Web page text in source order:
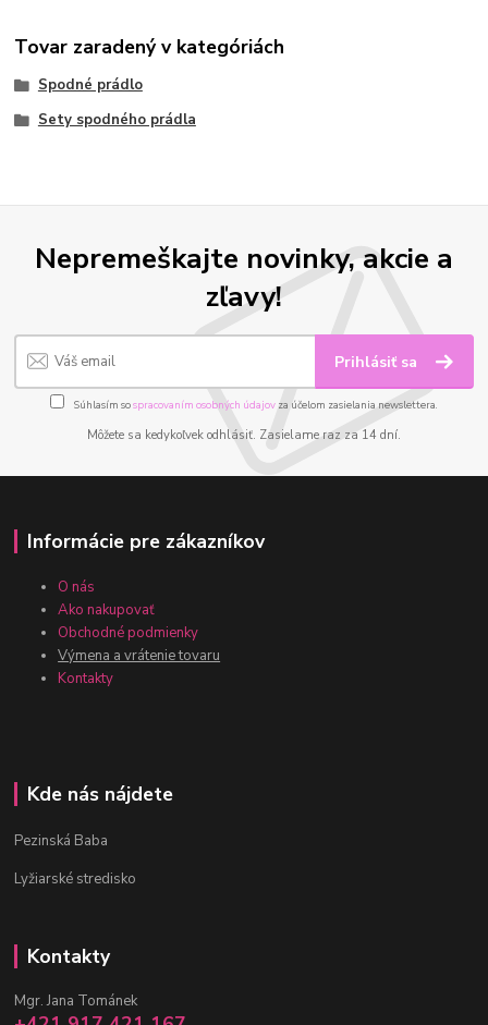
Tovar zaradený v kategóriách
Spodné prádlo
Sety spodného prádla
Nepremeškajte novinky, akcie a
zľavy!
Prihlásiť sa
Súhlasím sospracovaním osobných údajov za účelom zasielania newslettera.
Môžete sa kedykoľvek odhlásiť. Zasielame raz za 14 dní.
Informácie pre zákazníkov
O nás
Ako nakupovať
Obchodné podmienky
Výmena a vrátenie tovaru
Kontakty
Kde nás nájdete
Pezinská Baba
Lyžiarské stredisko
Kontakty
Mgr. Jana Tománek